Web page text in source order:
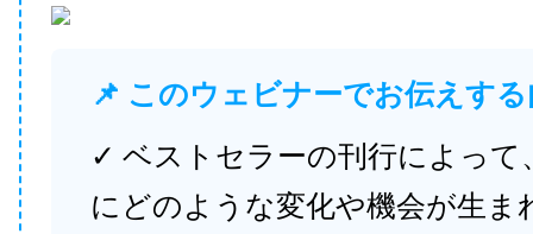
📌 このウェビナーでお伝えす
✓ ベストセラーの刊行によって
にどのような変化や機会が生ま